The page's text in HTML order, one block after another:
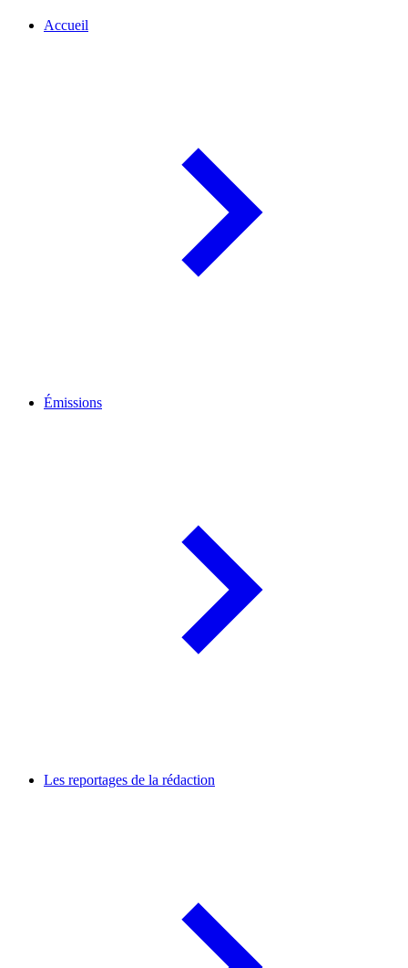
Accueil
Émissions
Les reportages de la rédaction